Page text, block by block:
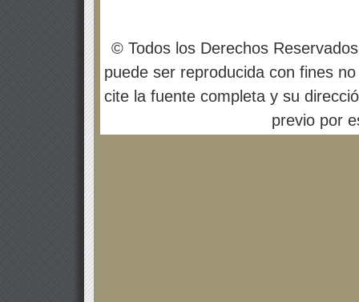
© Todos los Derechos
puede ser reproducida con fines
cite la fuente completa y su
previo por